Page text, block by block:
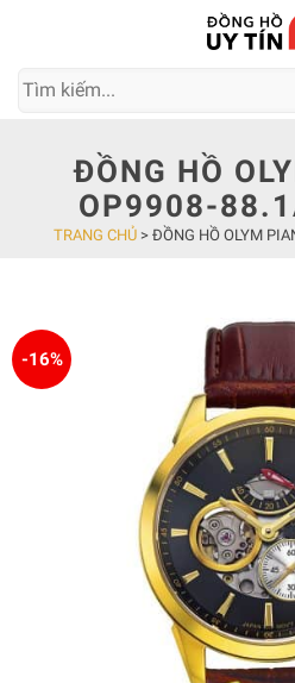
ĐỒNG HỒ
OP9908-
TRANG CHỦ > ĐỒNG HỒ OLYM
-16%